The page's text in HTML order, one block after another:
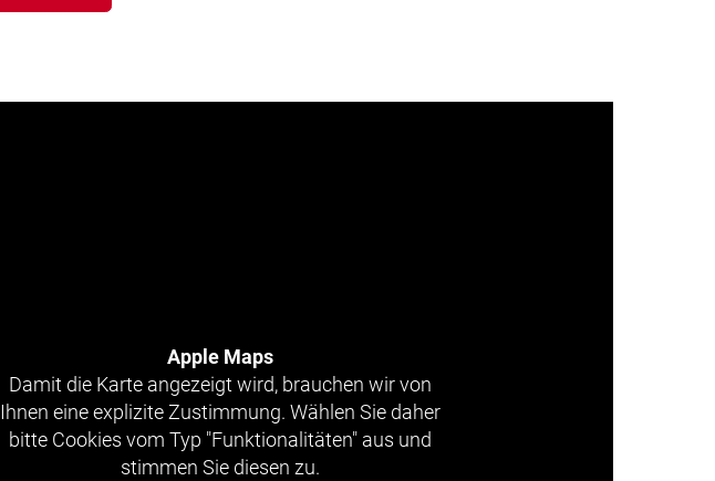
Apple Maps
Damit die Karte angezeigt wird, brauchen wir von
Ihnen eine explizite Zustimmung. Wählen Sie daher
bitte Cookies vom Typ "Funktionalitäten" aus und
stimmen Sie diesen zu.